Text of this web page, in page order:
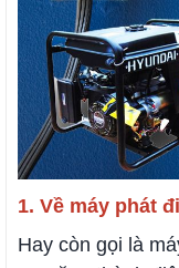
1. Về máy phát
Hay còn gọi là